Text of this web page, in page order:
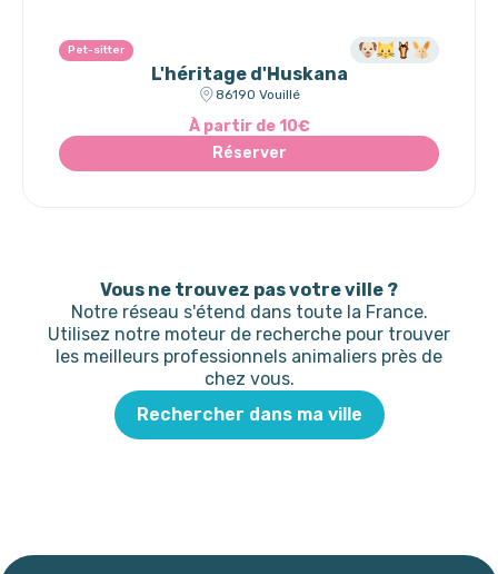
Pet-sitter
L'héritage d'Huskana
86190 Vouillé
À partir de 10€
Réserver
Vous ne trouvez pas votre ville ?
Notre réseau s'étend dans toute la France.
Utilisez notre moteur de recherche pour trouver
les meilleurs professionnels animaliers près de
chez vous.
Rechercher dans ma ville